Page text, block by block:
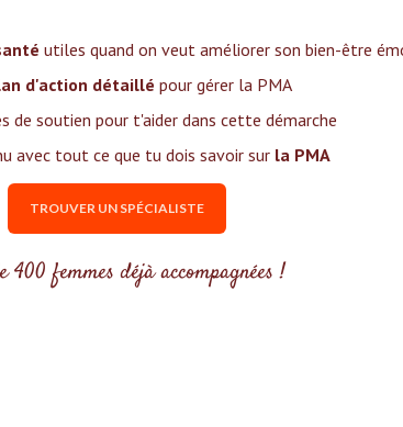
utiles quand on veut améliorer son bien-être
d'action détaillé pour gérer la PMA
de soutien pour t'aider dans cette démarche
avec tout ce que tu dois savoir sur la PMA
TROUVER UN SPÉCIALISTE
400 femmes déjà accompagnées !